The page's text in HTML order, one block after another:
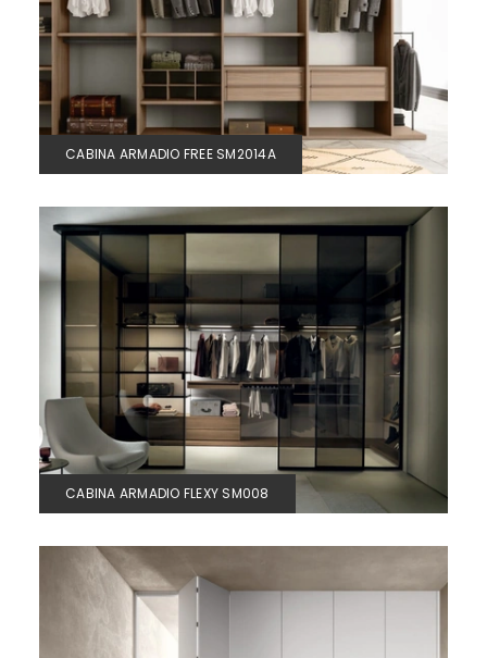
CABINA ARMADIO FREE SM2014A
CABINA ARMADIO FLEXY SM008